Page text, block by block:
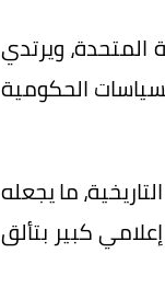
المتحدة، ويرتدي
الحكومية
ما يجعله
كبير بتألق